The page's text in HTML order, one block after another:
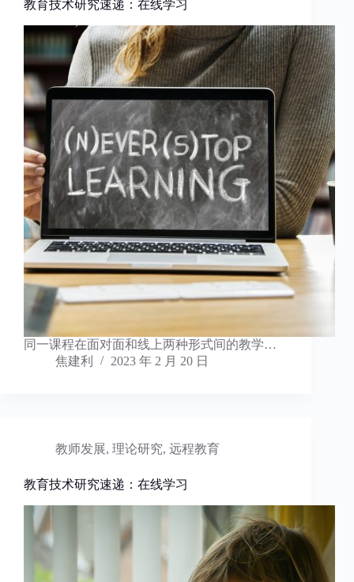
教育技术研究速递：在线学习
同一课程在面对面和线上两种形式间的教学…
焦建利
2023 年 2 月 20 日
教师发展, 理论研究, 远程教育
教育技术研究速递：在线学习